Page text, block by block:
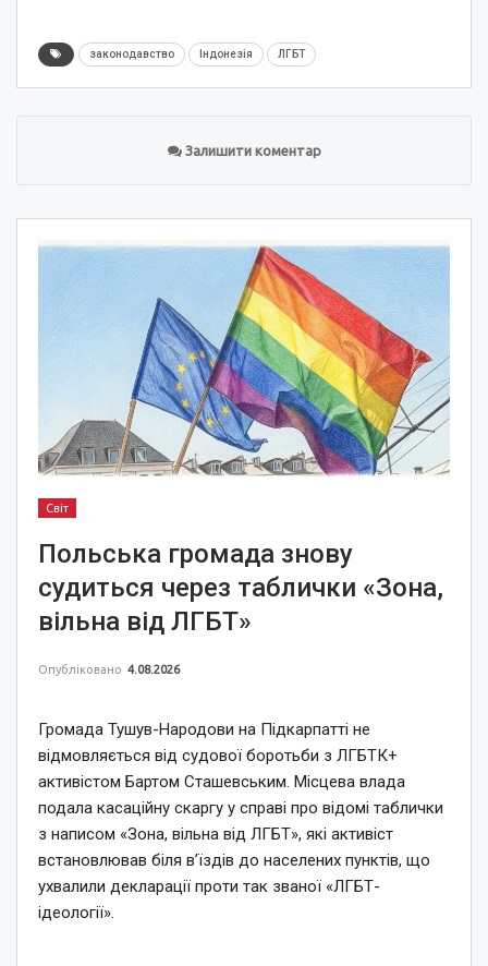
законодавство Індонезія ЛГБТ
Залишити коментар
Світ
Польська громада знову
судиться через таблички «Зона,
вільна від ЛГБТ»
Опубліковано 4.08.2026
Громада Тушув-Народови на Підкарпатті не
відмовляється від судової боротьби з ЛГБТК+
активістом Бартом Сташевським. Місцева влада
подала касаційну скаргу у справі про відомі таблички
з написом «Зона, вільна від ЛГБТ», які активіст
встановлював біля в’їздів до населених пунктів, що
ухвалили декларації проти так званої «ЛГБТ-
ідеології».